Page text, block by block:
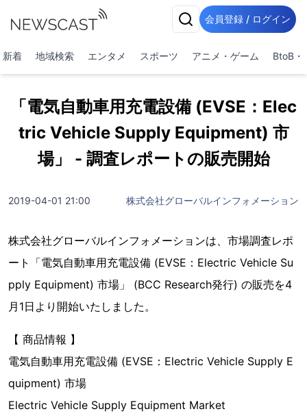
会員登録 / ログイン
新着 地域検索 エンタメ スポーツ アニメ・ゲーム BtoB・
「電気自動車用充電設備 (EVSE：Elec
tric Vehicle Supply Equipment) 市
場」 - 調査レポートの販売開始
2019-04-01 21:00 株式会社グローバルインフォメーション
株式会社グローバルインフォメーションは、市場調査レポ
ート「電気自動車用充電設備 (EVSE：Electric Vehicle Su
pply Equipment) 市場」 (BCC Research発行) の販売を4
月1日より開始いたしました。
【 商品情報 】
電気自動車用充電設備 (EVSE：Electric Vehicle Supply E
quipment) 市場
Electric Vehicle Supply Equipment Market